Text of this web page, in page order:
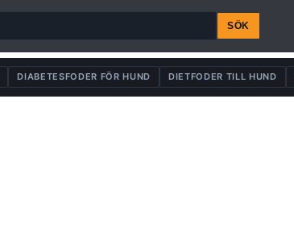
SÖK
DIABETESFODER FÖR HUND DIETFODER TILL HUND